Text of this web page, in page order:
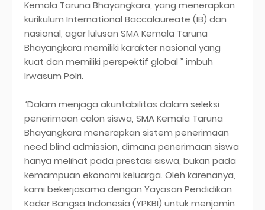
Kemala Taruna Bhayangkara, yang menerapkan
kurikulum International Baccalaureate (IB) dan
nasional, agar lulusan SMA Kemala Taruna
Bhayangkara memiliki karakter nasional yang
kuat dan memiliki perspektif global ” imbuh
Irwasum Polri.
“Dalam menjaga akuntabilitas dalam seleksi
penerimaan calon siswa, SMA Kemala Taruna
Bhayangkara menerapkan sistem penerimaan
need blind admission, dimana penerimaan siswa
hanya melihat pada prestasi siswa, bukan pada
kemampuan ekonomi keluarga. Oleh karenanya,
kami bekerjasama dengan Yayasan Pendidikan
Kader Bangsa Indonesia (YPKBI) untuk menjamin